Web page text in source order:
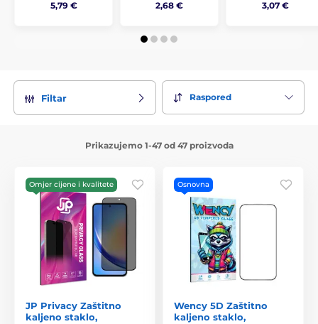
5,79 €
2,68 € 3,07 €
Filtar Raspored
Prikazujemo 1-47 od 47 proizvoda
Omjer cijene i kvalitete
JP Privacy Zaštitno
kaljeno staklo,
Osnovna
Wency 5D Zaštitno
kaljeno staklo,